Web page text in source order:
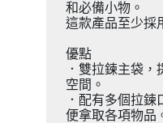
和必備小物。
這款產品至少採
優點
．雙拉鍊主袋
空間。
．配有多個拉
便拿取各項物品